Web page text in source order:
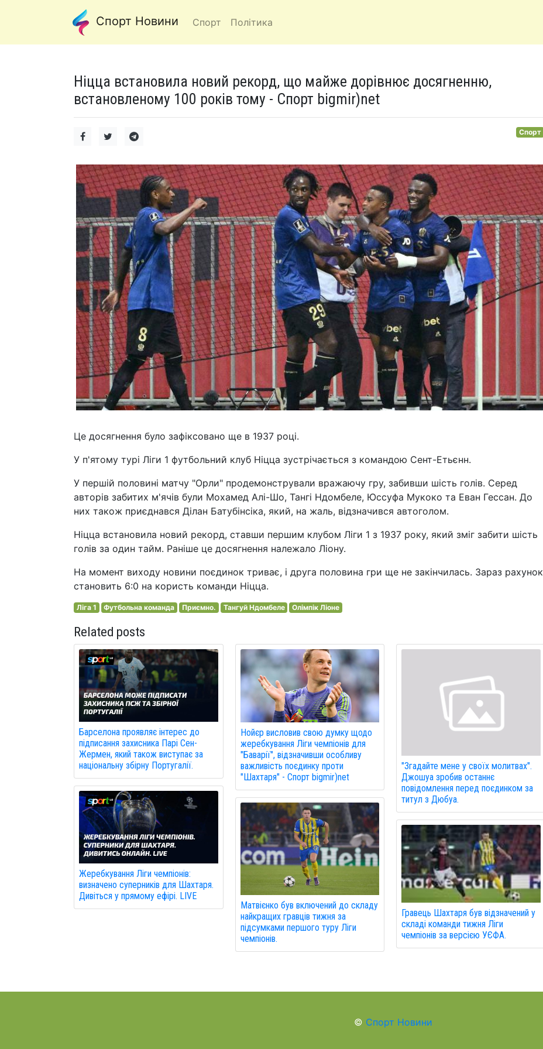
Спорт Новини Спорт Політика
Ніцца встановила новий рекорд, що майже дорівнює досягненню,
встановленому 100 років тому - Спорт bigmir)net
Спорт
Це досягнення було зафіксовано ще в 1937 році.
У п'ятому турі Ліги 1 футбольний клуб Ніцца зустрічається з командою Сент-Етьєнн.
У першій половині матчу "Орли" продемонстрували вражаючу гру, забивши шість голів. Серед
авторів забитих м'ячів були Мохамед Алі-Шо, Тангі Ндомбеле, Юссуфа Мукоко та Еван Гессан. До
них також приєднався Ділан Батубінсіка, який, на жаль, відзначився автоголом.
Ніцца встановила новий рекорд, ставши першим клубом Ліги 1 з 1937 року, який зміг забити шість
голів за один тайм. Раніше це досягнення належало Ліону.
На момент виходу новини поєдинок триває, і друга половина гри ще не закінчилась. Зараз рахунок
становить 6:0 на користь команди Ніцца.
Ліга 1 Футбольна команда Приємно. Тангуй Ндомбеле Олімпік Ліоне
Related posts
Барселона проявляє інтерес до
підписання захисника Парі Сен-
Жермен, який також виступає за
національну збірну Португалії.
Жеребкування Ліги чемпіонів:
визначено суперників для Шахтаря.
Дивіться у прямому ефірі. LIVE
Нойєр висловив свою думку щодо
жеребкування Ліги чемпіонів для
"Баварії", відзначивши особливу
важливість поєдинку проти
"Шахтаря" - Спорт bigmir)net
Матвієнко був включений до складу
найкращих гравців тижня за
підсумками першого туру Ліги
чемпіонів.
"Згадайте мене у своїх молитвах".
Джошуа зробив останнє
повідомлення перед поєдинком за
титул з Дюбуа.
Гравець Шахтаря був відзначений у
складі команди тижня Ліги
чемпіонів за версією УЄФА.
© Спорт Новини